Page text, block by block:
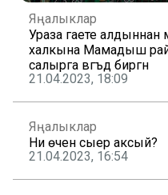
Яңалыклар
Ураза гаете алдыннан
халкына Мамадыш
салырга вәгъдә биргән
21.04.2023, 18:09
Яңалыклар
Ни өчен сыер аксый?
21.04.2023, 16:54